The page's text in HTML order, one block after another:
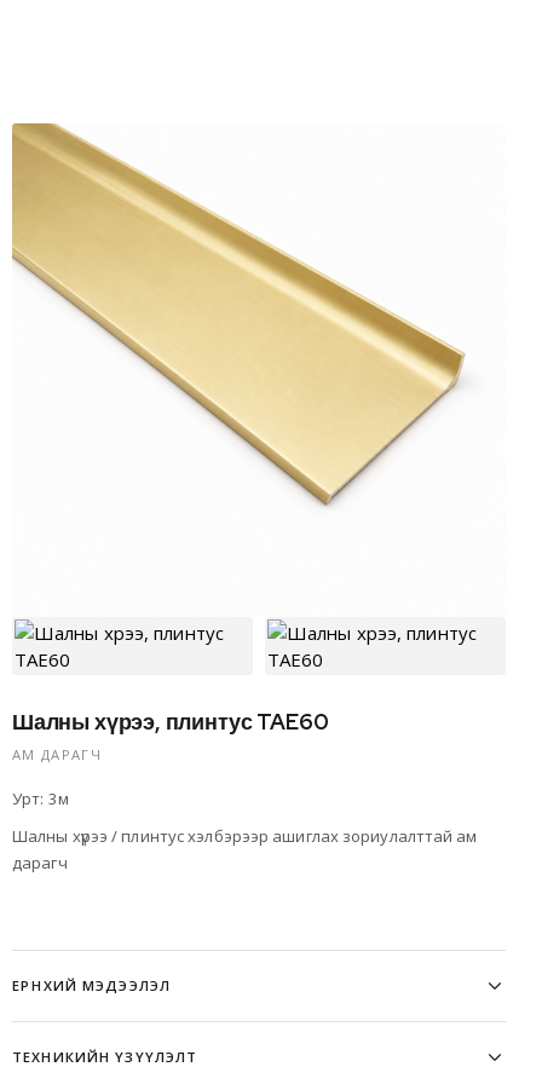
Шалны хүрээ, плинтус TAE60
АМ ДАРАГЧ
Урт: 3м
Шалны хүрээ / плинтус хэлбэрээр ашиглах зориулалттай ам
дарагч
ЕРӨНХИЙ МЭДЭЭЛЭЛ
ТЕХНИКИЙН ҮЗҮҮЛЭЛТ